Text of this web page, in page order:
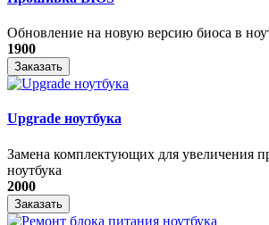
Обновление на новую версию биоса в
1900
Заказать
Upgrade ноутбука
Замена комплектующих для увеличения
ноутбука
2000
Заказать